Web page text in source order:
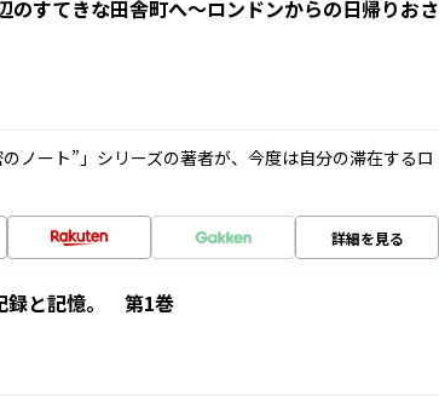
のすてきな田舎町へ～ロンドンからの日帰りおさ
ノート”」シリーズの著者が、今度は自分の滞在するロ
詳細を見る
録と記憶。 第1巻